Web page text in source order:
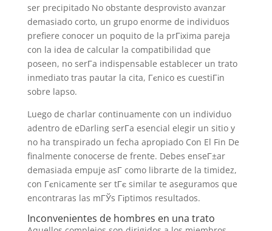
ser precipitado No obstante desprovisto avanzar
demasiado corto, un grupo enorme de individuos
prefiere conocer un poquito de la prГіxima pareja
con la idea de calcular la compatibilidad que
poseen, no serГ­a indispensable establecer un trato
inmediato tras pautar la cita, Гєnico es cuestiГіn
sobre lapso.
Luego de charlar continuamente con un individuo
adentro de eDarling serГ­a esencial elegir un sitio y
no ha transpirado un fecha apropiado Con El Fin De
finalmente conocerse de frente. Debes enseГ±ar
demasiada empuje asГ­ como librarte de la timidez,
con Гєnicamente ser tГє similar te aseguramos que
encontraras las mГЎs Гіptimos resultados.
Inconvenientes de hombres en una trato